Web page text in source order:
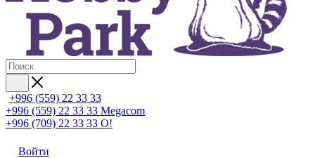
+996 (559) 22 33 33
+996 (559) 22 33 33 Megacom
+996 (709) 22 33 33 O!
Войти